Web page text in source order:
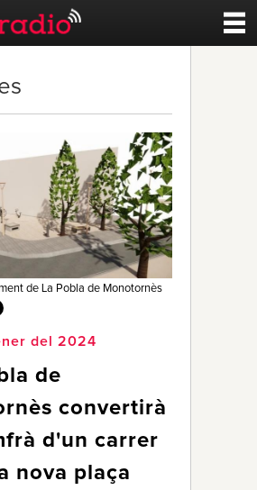
Esports
Noticies
Qui Som
de La Pobla de Monotornès
del 2024
de
convertirà
d'un carrer
nova plaça